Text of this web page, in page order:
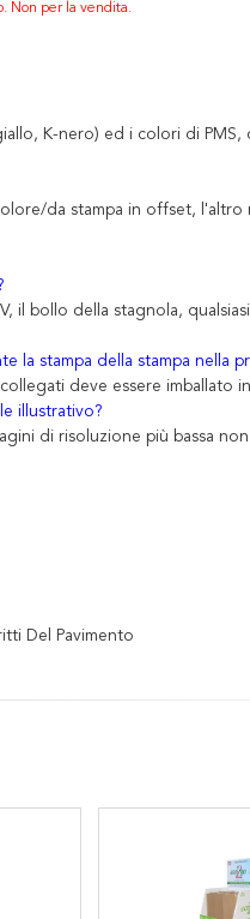
Non per la vendita.
K-nero) ed i colori di
da stampa in offset,
il bollo della stagnola,
la stampa della stampa nella
deve essere imballato
illustrativo?
di risoluzione più bassa
Del Pavimento